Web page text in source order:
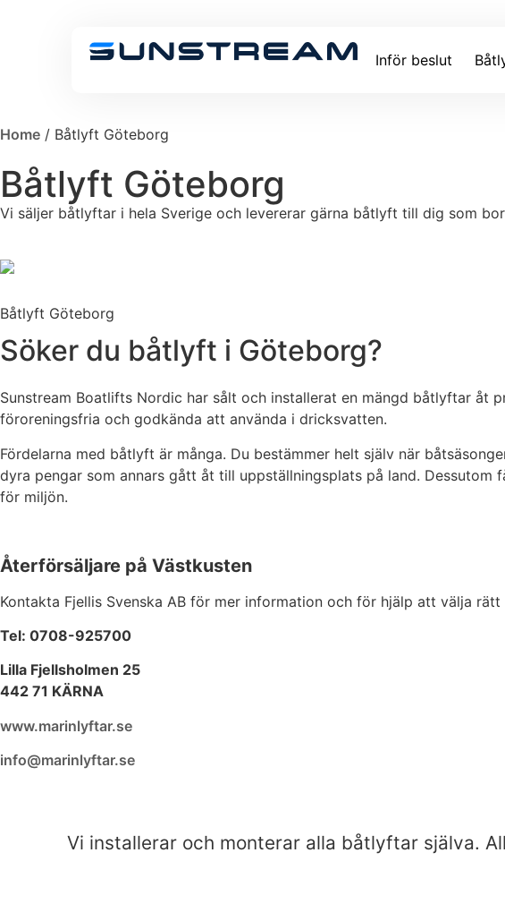
Inför beslut
Home / Båtlyft Göteborg
Båtlyft Göteborg
Vi säljer båtlyftar i hela Sverige och levererar gärna båtlyft till dig som
Båtlyft Göteborg
Söker du båtlyft i Göteborg?
Sunstream Boatlifts Nordic har sålt och installerat en mängd båtlyftar
föroreningsfria och godkända att använda i dricksvatten.
Fördelarna med båtlyft är många. Du bestämmer helt själv när
dyra pengar som annars gått åt till uppställningsplats på land.
för miljön.
Återförsäljare på Västkusten
Kontakta Fjellis Svenska AB för mer information och för hjälp att välja
Tel: 0708-925700
Lilla Fjellsholmen 25
442 71 KÄRNA
www.marinlyftar.se
info@marinlyftar.se
Vi installerar och monterar alla båtlyftar själva.